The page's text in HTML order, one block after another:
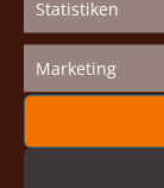
Statistiken
Marketing
A
l
e